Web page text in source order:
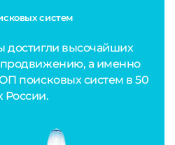
систем
достигли высочайших
продвижению, а именно
поисковых систем в 50
России.